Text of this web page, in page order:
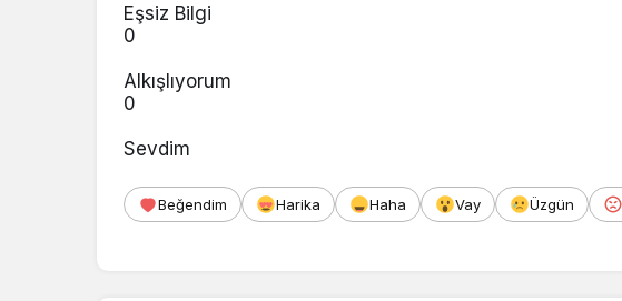
Eşsiz Bilgi
0
Alkışlıyorum
0
Sevdim
Beğendim Harika Haha Vay Üzgün